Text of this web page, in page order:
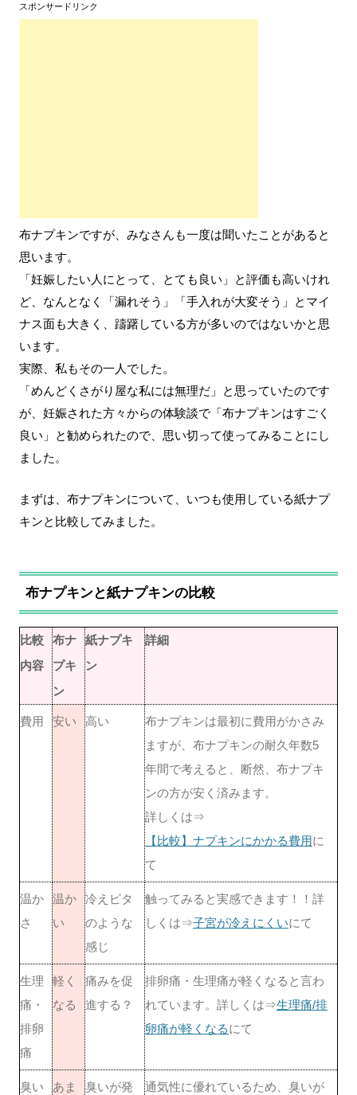
スポンサードリンク
布ナプキンですが、みなさんも一度は聞いたことがあると
思います。
「妊娠したい人にとって、とても良い」と評価も高いけれ
ど、なんとなく「漏れそう」「手入れが大変そう」とマイ
ナス面も大きく、躊躇している方が多いのではないかと思
います。
実際、私もその一人でした。
「めんどくさがり屋な私には無理だ」と思っていたのです
が、妊娠された方々からの体験談で「布ナプキンはすごく
良い」と勧められたので、思い切って使ってみることにし
ました。
まずは、布ナプキンについて、いつも使用している紙ナプ
キンと比較してみました。
布ナプキンと紙ナプキンの比較
比較
内容
布ナ
プキ
ン
紙ナプキ
ン
詳細
費用 安い 高い
布ナプキンは最初に費用がかさみ
ますが、布ナプキンの耐久年数5
年間で考えると、断然、布ナプキ
ンの方が安く済みます。
詳しくは⇒
【比較】ナプキンにかかる費用に
て
温か
さ
温か
い
冷えピタ
のような
感じ
触ってみると実感できます！！詳
しくは⇒子宮が冷えにくいにて
生理
痛・
排卵
痛
軽く
なる
痛みを促
進する？
排卵痛・生理痛が軽くなると言わ
れています。詳しくは⇒生理痛/排
卵痛が軽くなるにて
臭い
あま
臭いが発
通気性に優れているため、臭いが